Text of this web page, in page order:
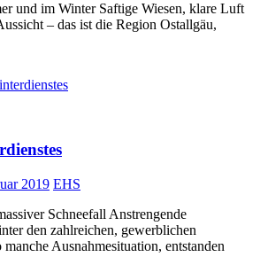
und im Winter Saftige Wiesen, klare Luft
– das ist die Region Ostallgäu,
2019 EHS
Schneefall Anstrengende
den zahlreichen, gewerblichen
Ausnahmesituation, entstanden